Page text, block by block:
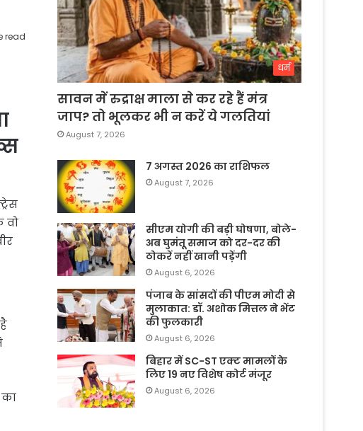
read
वो
धर्म
सावन में रुद्राक्ष माला से कर रहे हैं मंत्र
जाप? तो भूलकर भी न करें ये गलतियां
August 7, 2026
7 अगस्त 2026 का राशिफल
August 7, 2026
सीएम योगी की बड़ी घोषणा, बोले-
अब घुमंतू समाज को दर-दर की
ठोकरें नहीं खानी पड़ेंगी
August 6, 2026
पंजाब के सांसदों की पीएम मोदी से
मुलाकात: डॉ. अशोक मित्तल ने भेंट
की फुलकारी
August 6, 2026
बिहार में SC-ST एक्ट मामलों के
लिए 19 नए विशेष कोर्ट मंजूर
August 6, 2026